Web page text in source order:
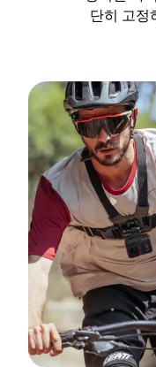
단히 고정